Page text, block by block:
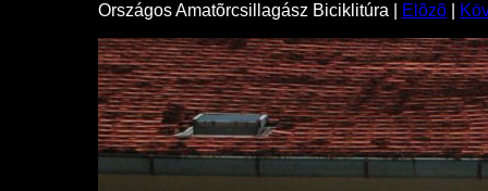
Országos Amatõrcsillagász Biciklitúra | Elõzõ